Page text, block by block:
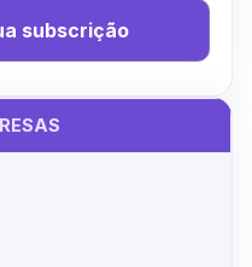
subscrição